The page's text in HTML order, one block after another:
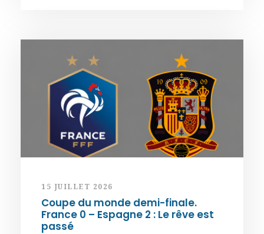
15 JUILLET 2026
Coupe du monde demi-finale.
France 0 – Espagne 2 : Le rêve est
passé